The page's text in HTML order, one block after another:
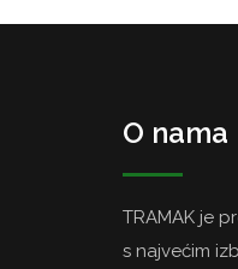
O nama
TRAMAK je
s najvećim